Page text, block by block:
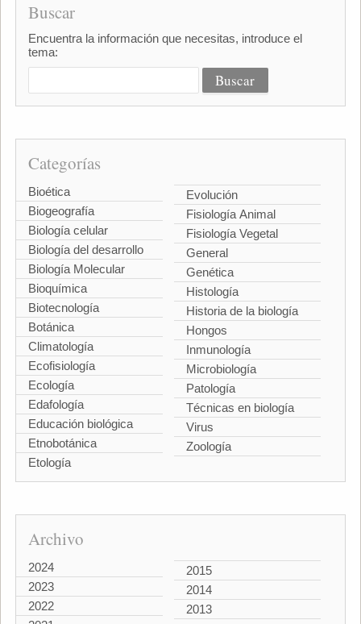
Buscar
Encuentra la información que necesitas, introduce el
tema:
Categorías
Bioética
Biogeografía
Biología celular
Biología del desarrollo
Biología Molecular
Bioquímica
Biotecnología
Botánica
Climatología
Ecofisiología
Ecología
Edafología
Educación biológica
Etnobotánica
Etología
Evolución
Fisiología Animal
Fisiología Vegetal
General
Genética
Histología
Historia de la biología
Hongos
Inmunología
Microbiología
Patología
Técnicas en biología
Virus
Zoología
Archivo
2024
2023
2022
2015
2014
2013